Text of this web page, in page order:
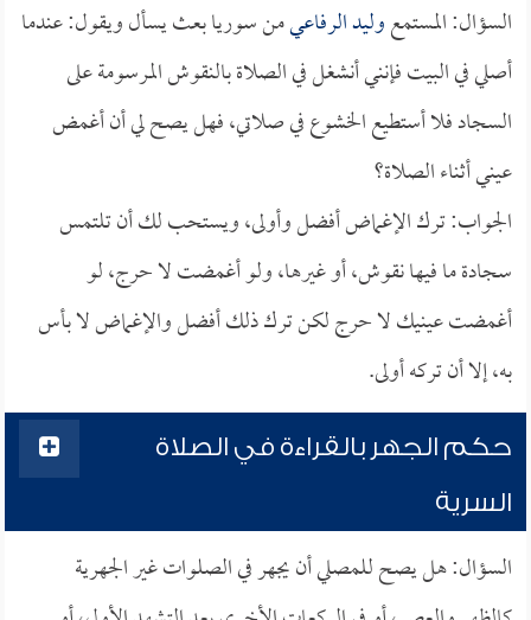
السؤال: المستمعوليد الرفاعيمن سوريا بعث يسأل ويقول: عندما
أصلي في البيت فإنني أنشغل في الصلاة بالنقوش المرسومة على
السجاد فلا أستطيع الخشوع في صلاتي، فهل يصح لي أن أغمض
عيني أثناء الصلاة؟
الجواب: ترك الإغماض أفضل وأولى، ويستحب لك أن تلتمس
سجادة ما فيها نقوش، أو غيرها، ولو أغمضت لا حرج، لو
أغمضت عينيك لا حرج لكن ترك ذلك أفضل والإغماض لا بأس
به، إلا أن تركه أولى.
حكم الجهر بالقراءة في الصلاة
السرية
السؤال: هل يصح للمصلي أن يجهر في الصلوات غير الجهرية